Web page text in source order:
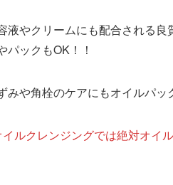
液やクリームにも配合される
パックもOK！！
みや角栓のケアにもオイルパッ
ルクレンジングでは絶対オイ